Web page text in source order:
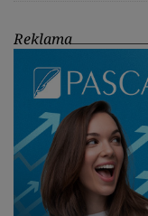
Reklama